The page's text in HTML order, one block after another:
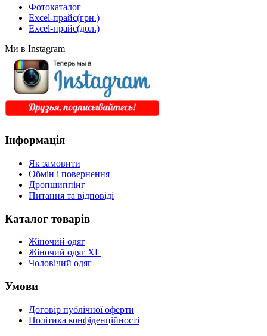
Фотокаталог
Excel-прайс(грн.)
Excel-прайс(дол.)
Ми в Instagram
Інформація
Як замовити
Обмін і повернення
Дропшиппінг
Питання та відповіді
Каталог товарів
Жіночий одяг
Жіночий одяг XL
Чоловічий одяг
Умови
Договір публічної оферти
Політика конфіденційності